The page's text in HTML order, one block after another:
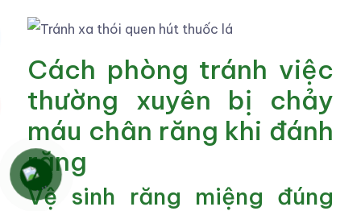
Cách phòng tránh việc
thường xuyên bị chảy
máu chân răng khi đánh
răng
Vệ sinh răng miệng đúng